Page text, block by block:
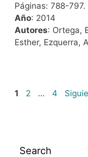
Páginas: 788-
Año: 2014
Autores: Ortega,
Esther, Ezquerra,
1 2 … 4
Search